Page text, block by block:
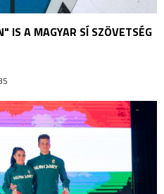
IS A MAGYAR SÍ SZÖVETSÉG